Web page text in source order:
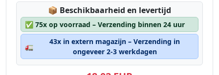
📦 Lagerstatus:
Beschikbaarheid en levertijd
✅ 75x op voorraad – Verzending binnen 24 uur
🚛
43x in extern magazijn – Verzending in
ongeveer 2-3 werkdagen